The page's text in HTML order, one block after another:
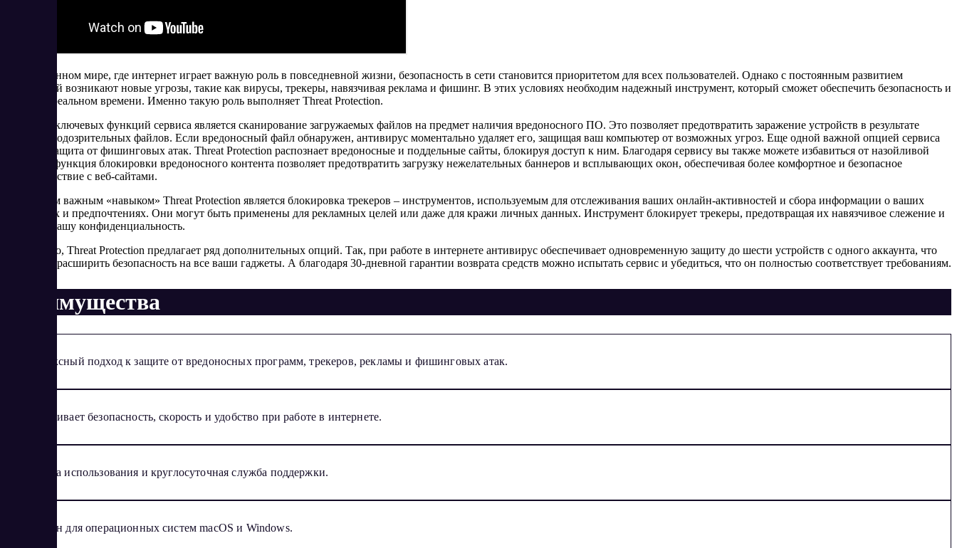
В современном мире, где интернет играет важную роль в повседневной жизни, безопасность в сети становится приоритетом для всех пользователей. Однако с постоянным развитием
технологий возникают новые угрозы, такие как вирусы, трекеры, навязчивая реклама и фишинг. В этих условиях необходим надежный инструмент, который сможет обеспечить безопасность и
защиту в реальном времени. Именно такую роль выполняет Threat Protection.
Одной из ключевых функций сервиса является сканирование загружаемых файлов на предмет наличия вредоносного ПО. Это позволяет предотвратить заражение устройств в результате
загрузки подозрительных файлов. Если вредоносный файл обнаружен, антивирус моментально удаляет его, защищая ваш компьютер от возможных угроз. Еще одной важной опцией сервиса
является защита от фишинговых атак. Threat Protection распознает вредоносные и поддельные сайты, блокируя доступ к ним. Благодаря сервису вы также можете избавиться от назойливой
рекламы: функция блокировки вредоносного контента позволяет предотвратить загрузку нежелательных баннеров и всплывающих окон, обеспечивая более комфортное и безопасное
взаимодействие с веб-сайтами.
Еще одним важным «навыком» Threat Protection является блокировка трекеров – инструментов, используемым для отслеживания ваших онлайн-активностей и сбора информации о ваших
привычках и предпочтениях. Они могут быть применены для рекламных целей или даже для кражи личных данных. Инструмент блокирует трекеры, предотвращая их навязчивое слежение и
защищая вашу конфиденциальность.
Кроме того, Threat Protection предлагает ряд дополнительных опций. Так, при работе в интернете антивирус обеспечивает одновременную защиту до шести устройств с одного аккаунта, что
позволяет расширить безопасность на все ваши гаджеты. А благодаря 30-дневной гарантии возврата средств можно испытать сервис и убедиться, что он полностью соответствует требованиям.
Преимущества
Комплексный подход к защите от вредоносных программ, трекеров, рекламы и фишинговых атак.
Обеспечивает безопасность, скорость и удобство при работе в интернете.
Простота использования и круглосуточная служба поддержки.
Доступен для операционных систем macOS и Windows.